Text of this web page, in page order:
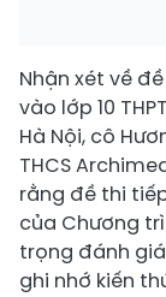
Nhận xét về
vào lớp 10
Hà Nội, cô
THCS
rằng đề thi
của Chương
trọng đánh
ghi nhớ kiến